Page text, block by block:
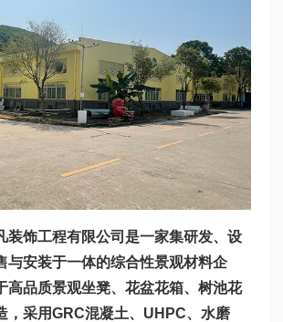
装饰工程有限公司是一家集研发、设
与安装于一体的综合性景观材料企
高品质景观坐凳、花盆花箱、树池花
，采用GRC混凝土、UHPC、水磨